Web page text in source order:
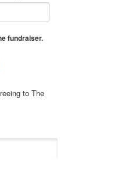
fundraiser.
to The